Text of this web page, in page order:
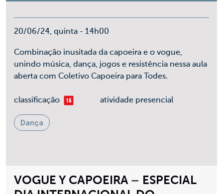
VOGUE Y CAPOEIRA – ESPECIAL
20/06/24, quinta - 14h00
Combinação inusitada da capoeira e o vogue,
unindo música, dança, jogos e resistência nessa aula
aberta com Coletivo Capoeira para Todes.
classificaçãomais 16 atividade presencial
Dança